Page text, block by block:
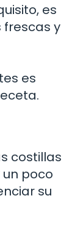
es
y
es
costillas
poco
su